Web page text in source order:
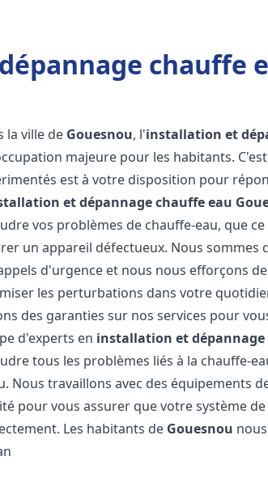
chauffe
la ville de Gouesnou, l'installation et
majeure pour les habitants.
est à votre disposition pour
et dépannage chauffe eau
vos problèmes de chauffe-eau, que
un appareil défectueux. Nous
d'urgence et nous nous efforçons
les perturbations dans votre
des garanties sur nos services pour
d'experts en installation et dépannage
tous les problèmes liés à la chauffe-
Nous travaillons avec des équipements
pour vous assurer que votre système
Les habitants de Gouesnou